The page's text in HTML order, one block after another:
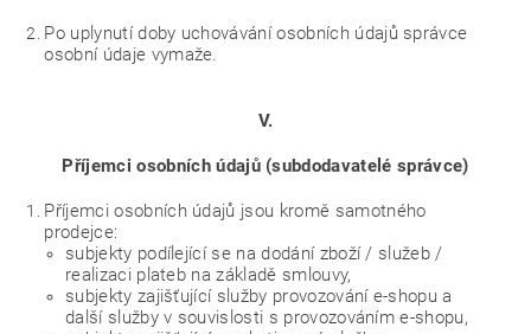
Po uplynutí doby uchovávání osobních údajů správce
osobní údaje vymaže.
V.
Příjemci osobních údajů (subdodavatelé správce)
Příjemci osobních údajů jsou kromě samotného
prodejce:
subjekty podílející se na dodání zboží / služeb /
realizaci plateb na základě smlouvy,
subjekty zajišťující služby provozování e-shopu a
další služby v souvislosti s provozováním e-shopu,